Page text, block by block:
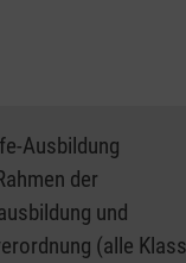
Ausbildung
der
und
(alle